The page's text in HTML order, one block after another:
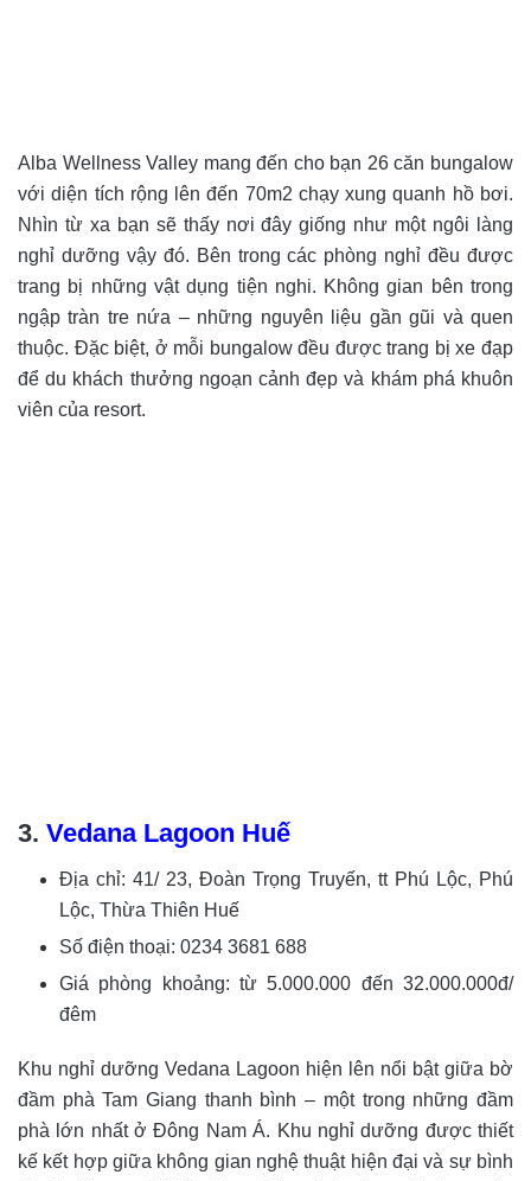
Alba Wellness Valley mang đến cho bạn 26 căn bungalow
với diện tích rộng lên đến 70m2 chạy xung quanh hồ bơi.
Nhìn từ xa bạn sẽ thấy nơi đây giống như một ngôi làng
nghỉ dưỡng vậy đó. Bên trong các phòng nghỉ đều được
trang bị những vật dụng tiện nghi. Không gian bên trong
ngập tràn tre nứa – những nguyên liệu gần gũi và quen
thuộc. Đặc biệt, ở mỗi bungalow đều được trang bị xe đạp
để du khách thưởng ngoạn cảnh đẹp và khám phá khuôn
viên của resort.
3. Vedana Lagoon Huế
Địa chỉ: 41/ 23, Đoàn Trọng Truyến, tt Phú Lộc, Phú
Lộc, Thừa Thiên Huế
Số điện thoại: 0234 3681 688
Giá phòng khoảng: từ 5.000.000 đến 32.000.000đ/
đêm
Khu nghỉ dưỡng Vedana Lagoon hiện lên nổi bật giữa bờ
đầm phà Tam Giang thanh bình – một trong những đầm
phà lớn nhất ở Đông Nam Á. Khu nghỉ dưỡng được thiết
kế kết hợp giữa không gian nghệ thuật hiện đại và sự bình